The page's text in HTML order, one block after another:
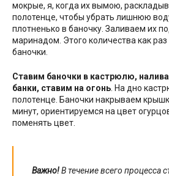
мокрые, я, когда их вымою,
полотенце, чтобы убрать лишнюю
плотненько в баночку. Заливаем их
маринадом. Этого количества как
баночки.
Ставим баночки в кастрюлю,
банки, ставим на огонь. На дно
полотенце. Баночки накрываем
минут, ориентируемся на цвет
поменять цвет.
Важно!В течение всего процесса